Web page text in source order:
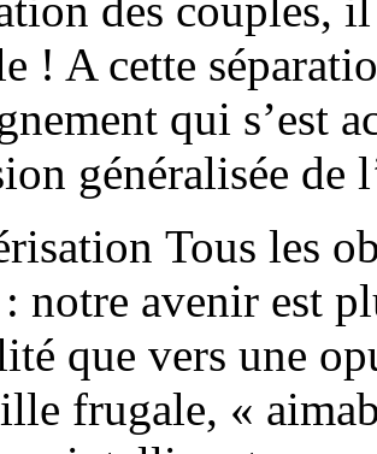
! A cette
qui s’est
généralisée
Tous les
notre avenir est
que vers une
frugale, «